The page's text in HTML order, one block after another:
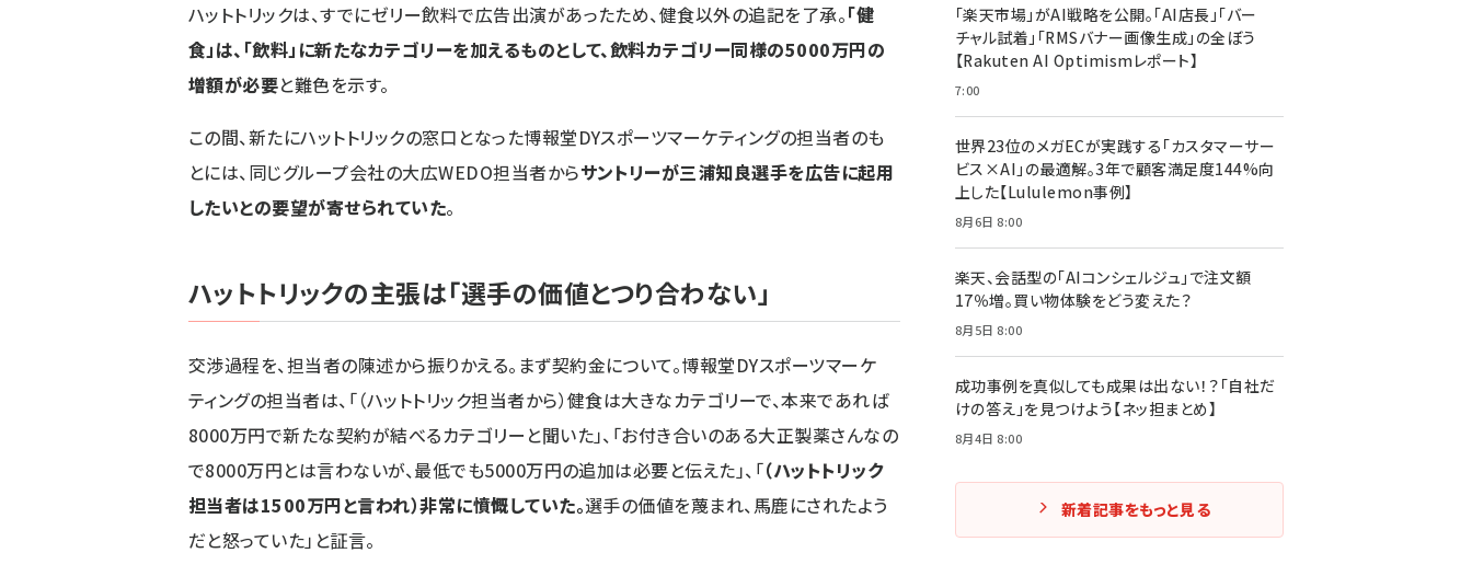
ハットトリックは、すでにゼリー飲料で広告出演があったため、健食以外の追記を了承。「健
食」は、「飲料」に新たなカテゴリーを加えるものとして、飲料カテゴリー同様の5000万円の
増額が必要と難色を示す。
この間、新たにハットトリックの窓口となった博報堂DYスポーツマーケティングの担当者のも
とには、同じグループ会社の大広WEDO担当者からサントリーが三浦知良選手を広告に起用
したいとの要望が寄せられていた。
ハットトリックの主張は「選手の価値とつり合わない」
交渉過程を、担当者の陳述から振りかえる。まず契約金について。博報堂DYスポーツマーケ
ティングの担当者は、「（ハットトリック担当者から）健食は大きなカテゴリーで、本来であれば
8000万円で新たな契約が結べるカテゴリーと聞いた」、「お付き合いのある大正製薬さんなの
で8000万円とは言わないが、最低でも5000万円の追加は必要と伝えた」、「（ハットトリック
担当者は1500万円と言われ）非常に憤慨していた。選手の価値を蔑まれ、馬鹿にされたよう
だと怒っていた」と証言。
「楽天市場」がAI戦略を公開。「AI店長」「バー
チャル試着」「RMSバナー画像生成」の全ぼう
【Rakuten AI Optimismレポート】
7:00
世界23位のメガECが実践する「カスタマーサー
ビス×AI」の最適解。3年で顧客満足度144%向
上した【Lululemon事例】
8月6日 8:00
楽天、会話型の「AIコンシェルジュ」で注文額
17％増。買い物体験をどう変えた？
8月5日 8:00
成功事例を真似しても成果は出ない！？「自社だ
けの答え」を見つけよう【ネッ担まとめ】
8月4日 8:00
新着記事をもっと見る